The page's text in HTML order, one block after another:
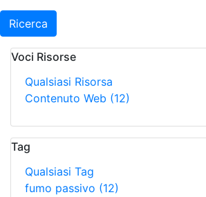
Ricerca
Voci Risorse
Qualsiasi Risorsa
Contenuto Web (12)
Tag
Qualsiasi Tag
fumo passivo (12)